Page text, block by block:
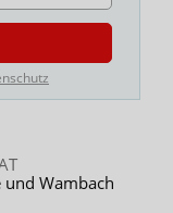
Wambach